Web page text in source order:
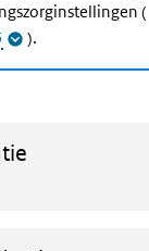
(
).